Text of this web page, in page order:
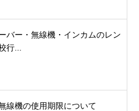
バー・無線機・インカムのレン
行...
線機の使用期限について